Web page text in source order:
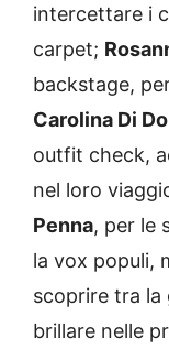
intercettare i
carpet;
backstage,
Carolina Di
outfit check,
nel loro
Penna, per le
la vox populi,
scoprire tra
brillare nelle